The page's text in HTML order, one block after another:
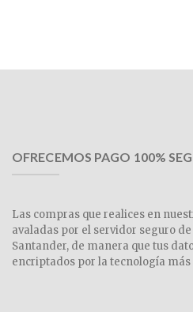
OFRECEMOS PAGO 100%
Las compras que realices en
avaladas por el servidor seguro
Santander, de manera que tus
encriptados por la tecnología más